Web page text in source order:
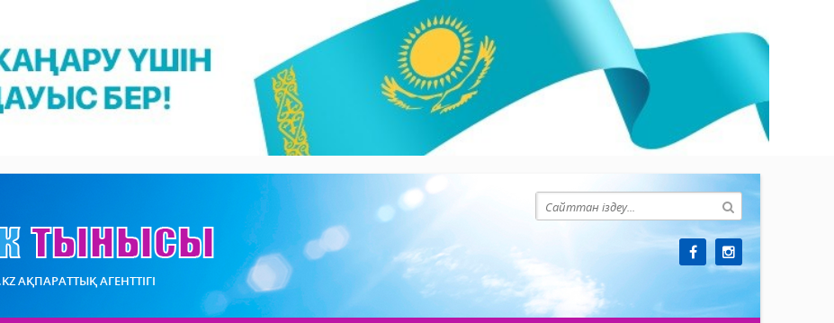
АҚПАРАТТЫҚ АГЕНТТІГІ